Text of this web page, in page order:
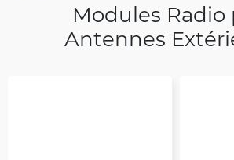
Modules Radio
Antennes